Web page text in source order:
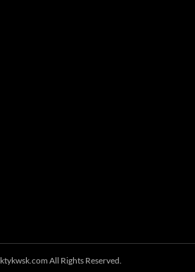
ktykwsk.com All Rights Reserved.